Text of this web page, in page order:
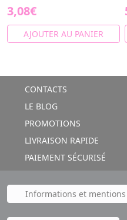
3,08€
AJOUTER AU PANIER
CONTACTS
LE BLOG
PROMOTIONS
LIVRAISON RAPIDE
PAIEMENT SÉCURISÉ
Informations et mentions